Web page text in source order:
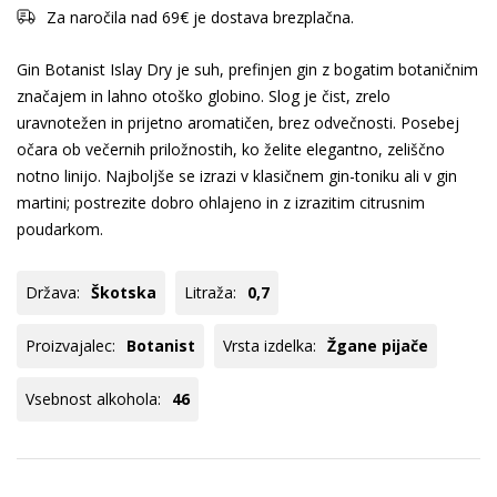
Za naročila nad 69€ je dostava brezplačna.
Gin Botanist Islay Dry je suh, prefinjen gin z bogatim botaničnim
značajem in lahno otoško globino. Slog je čist, zrelo
uravnotežen in prijetno aromatičen, brez odvečnosti. Posebej
očara ob večernih priložnostih, ko želite elegantno, zeliščno
notno linijo. Najboljše se izrazi v klasičnem gin-toniku ali v gin
martini; postrezite dobro ohlajeno in z izrazitim citrusnim
poudarkom.
Država: Škotska Litraža: 0,7
Proizvajalec: Botanist Vrsta izdelka: Žgane pijače
Vsebnost alkohola: 46